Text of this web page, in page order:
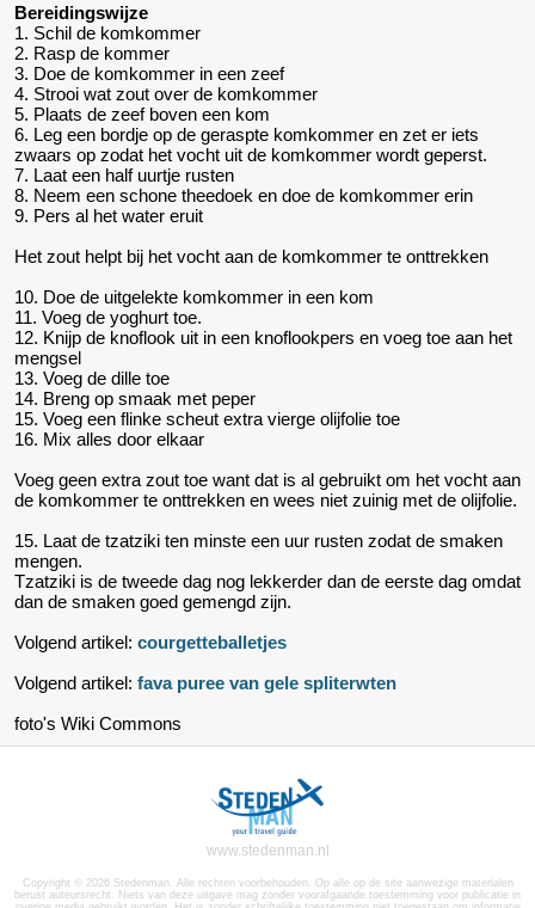
Bereidingswijze
1. Schil de komkommer
2. Rasp de kommer
3. Doe de komkommer in een zeef
4. Strooi wat zout over de komkommer
5. Plaats de zeef boven een kom
6. Leg een bordje op de geraspte komkommer en zet er iets
zwaars op zodat het vocht uit de komkommer wordt geperst.
7. Laat een half uurtje rusten
8. Neem een schone theedoek en doe de komkommer erin
9. Pers al het water eruit
Het zout helpt bij het vocht aan de komkommer te onttrekken
10. Doe de uitgelekte komkommer in een kom
11. Voeg de yoghurt toe.
12. Knijp de knoflook uit in een knoflookpers en voeg toe aan het
mengsel
13. Voeg de dille toe
14. Breng op smaak met peper
15. Voeg een flinke scheut extra vierge olijfolie toe
16. Mix alles door elkaar
Voeg geen extra zout toe want dat is al gebruikt om het vocht aan
de komkommer te onttrekken en wees niet zuinig met de olijfolie.
15. Laat de tzatziki ten minste een uur rusten zodat de smaken
mengen.
Tzatziki is de tweede dag nog lekkerder dan de eerste dag omdat
dan de smaken goed gemengd zijn.
Volgend artikel: courgetteballetjes
Volgend artikel: fava puree van gele spliterwten
foto's Wiki Commons
www.stedenman.nl
Copyright © 2026 Stedenman. Alle rechten voorbehouden. Op alle op de site aanwezige materialen
berust auteursrecht. Niets van deze uitgave mag zonder voorafgaande toestemming voor publicatie in